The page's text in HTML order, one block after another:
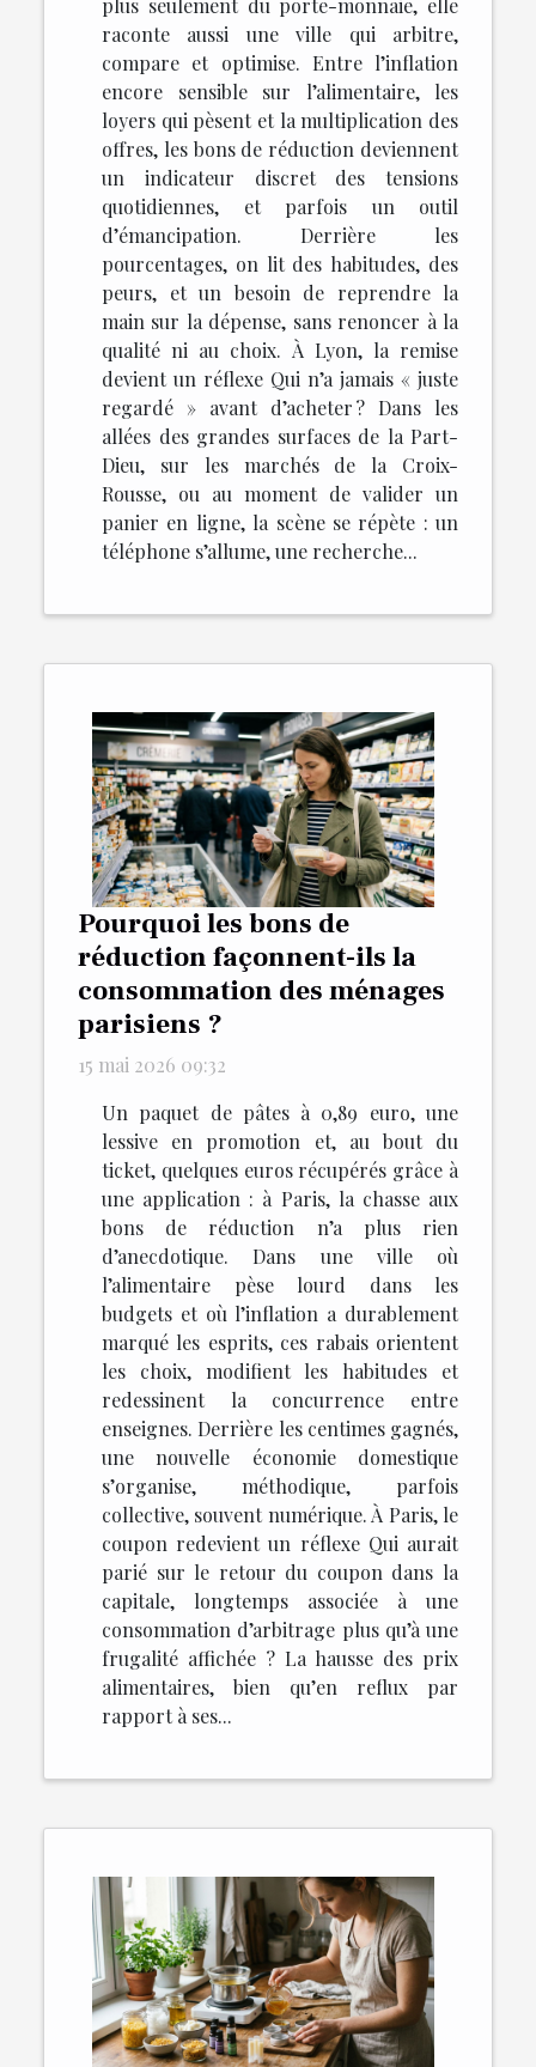
plus seulement du porte-monnaie, elle
raconte aussi une ville qui arbitre,
compare et optimise. Entre l’inflation
encore sensible sur l’alimentaire, les
loyers qui pèsent et la multiplication des
offres, les bons de réduction deviennent
un indicateur discret des tensions
quotidiennes, et parfois un outil
d’émancipation. Derrière les
pourcentages, on lit des habitudes, des
peurs, et un besoin de reprendre la
main sur la dépense, sans renoncer à la
qualité ni au choix. À Lyon, la remise
devient un réflexe Qui n’a jamais « juste
regardé » avant d’acheter ? Dans les
allées des grandes surfaces de la Part-
Dieu, sur les marchés de la Croix-
Rousse, ou au moment de valider un
panier en ligne, la scène se répète : un
téléphone s’allume, une recherche...
Pourquoi les bons de
réduction façonnent-ils la
consommation des ménages
parisiens ?
15 mai 2026 09:32
Un paquet de pâtes à 0,89 euro, une
lessive en promotion et, au bout du
ticket, quelques euros récupérés grâce à
une application : à Paris, la chasse aux
bons de réduction n’a plus rien
d’anecdotique. Dans une ville où
l’alimentaire pèse lourd dans les
budgets et où l’inflation a durablement
marqué les esprits, ces rabais orientent
les choix, modifient les habitudes et
redessinent la concurrence entre
enseignes. Derrière les centimes gagnés,
une nouvelle économie domestique
s’organise, méthodique, parfois
collective, souvent numérique. À Paris, le
coupon redevient un réflexe Qui aurait
parié sur le retour du coupon dans la
capitale, longtemps associée à une
consommation d’arbitrage plus qu’à une
frugalité affichée ? La hausse des prix
alimentaires, bien qu’en reflux par
rapport à ses...